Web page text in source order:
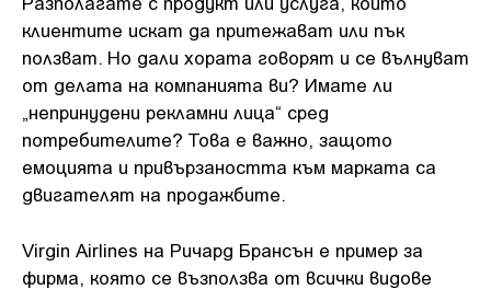
клиентите искат да притежават или пък
ползват. Но дали хората говорят и се вълнуват
от делата на компанията ви? Имате ли
„непринудени рекламни лица“ сред
потребителите? Това е важно, защото
емоцията и привързаността към марката са
двигателят на продажбите.
Virgin Airlines на Ричард Брансън е пример за
фирма, която се възползва от всички видове